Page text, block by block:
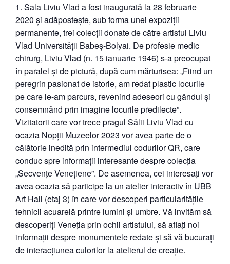
Sala Liviu Vlad a fost inaugurată la 28 februarie
2020 și adăpostește, sub forma unei expoziții
permanente, trei colecții donate de către artistul Liviu
Vlad Universității Babeș-Bolyai. De profesie medic
chirurg, Liviu Vlad (n. 15 ianuarie 1946) s-a preocupat
în paralel și de pictură, după cum mărturisea: „Fiind un
peregrin pasionat de istorie, am redat plastic locurile
pe care le-am parcurs, revenind adeseori cu gândul și
consemnând prin imagine locurile predilecte”.
Vizitatorii care vor trece pragul Sălii Liviu Vlad cu
ocazia Nopții Muzeelor 2023 vor avea parte de o
călătorie inedită prin intermediul codurilor QR, care
conduc spre informații interesante despre colecția
„Secvențe Venețiene”. De asemenea, cei interesați vor
avea ocazia să participe la un atelier interactiv în UBB
Art Hall (etaj 3) în care vor descoperi particularitățile
tehnicii acuarelă printre lumini și umbre. Vă invităm să
descoperiți Veneția prin ochii artistului, să aflați noi
informații despre monumentele redate și să vă bucurați
de interacțiunea culorilor la atelierul de creație.